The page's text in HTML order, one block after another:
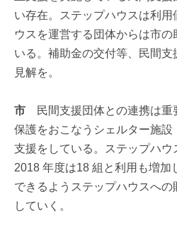
い存在。ステップハウスは利
ウスを運営する団体からは市
いる。補助金の交付等、民間
見解を。
市 民間支援団体との連携は重
保護をおこなうシェルター施設
支援をしている。ステップハウ
2018 年度は18 組と利用も増加
できるようステップハウスへ
していく。